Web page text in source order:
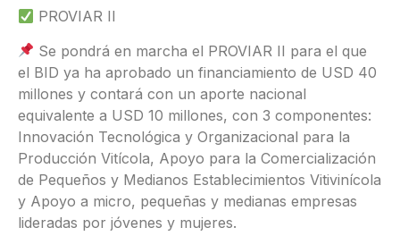
PROVIAR II
Se pondrá en marcha el PROVIAR II para el que
el BID ya ha aprobado un financiamiento de USD 40
millones y contará con un aporte nacional
equivalente a USD 10 millones, con 3 componentes:
Innovación Tecnológica y Organizacional para la
Producción Vitícola, Apoyo para la Comercialización
de Pequeños y Medianos Establecimientos Vitivinícola
y Apoyo a micro, pequeñas y medianas empresas
lideradas por jóvenes y mujeres.